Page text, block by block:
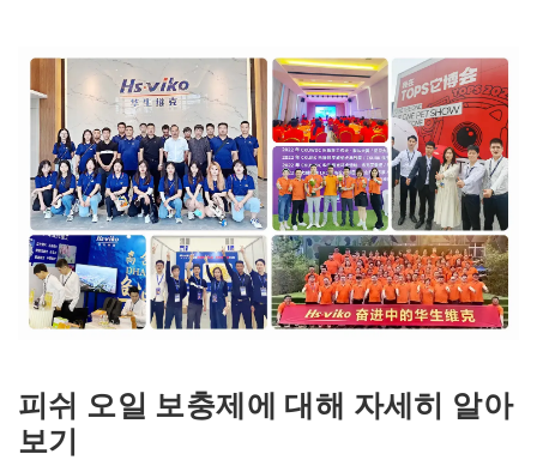
피쉬 오일 보충제에 대해 자세히 알아
보기